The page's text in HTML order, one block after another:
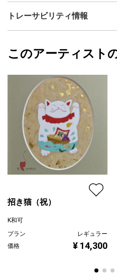
その他
カラー
赤
ジャンル
日本画
配送目安
二週間以内
ます。
また、まわりを金箔（ちぎり箔）
た。
【使用した鉱物】minerals used
・虎目石（タイガーアイtiger's
・電気石（ブラックトルマリン
事を避ける
・古胴輝石（ブロンザイト
・金（ゴールドgold）成功 繁
ますようお願い致します。
※画像の鉱物は販売致しておりま
K和可
フォローする
トレーサビリティ情報
K和可
このアーティスト
招き猫（祝）
K和可
プラン
レギュラー
価格
¥ 14,300